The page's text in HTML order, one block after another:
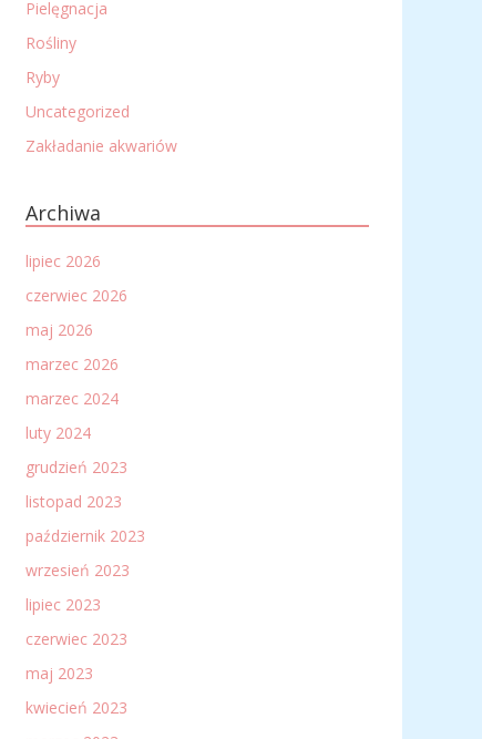
Pielęgnacja
Rośliny
Ryby
Uncategorized
Zakładanie akwariów
Archiwa
lipiec 2026
czerwiec 2026
maj 2026
marzec 2026
marzec 2024
luty 2024
grudzień 2023
listopad 2023
październik 2023
wrzesień 2023
lipiec 2023
czerwiec 2023
maj 2023
kwiecień 2023